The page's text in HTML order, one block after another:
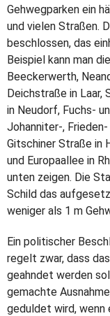
Gehwegparken ein
und vielen Straßen.
beschlossen, das
Beispiel kann man
Beeckerwerth,
Deichstraße in Laar,
in Neudorf, Fuchs-
Johanniter-,
Gitschiner Straße in
und Europaallee in
unten zeigen. Die
Schild das
weniger als 1 m
Ein politischer
regelt zwar, dass
geahndet werden
gemachte
geduldet wird, wenn